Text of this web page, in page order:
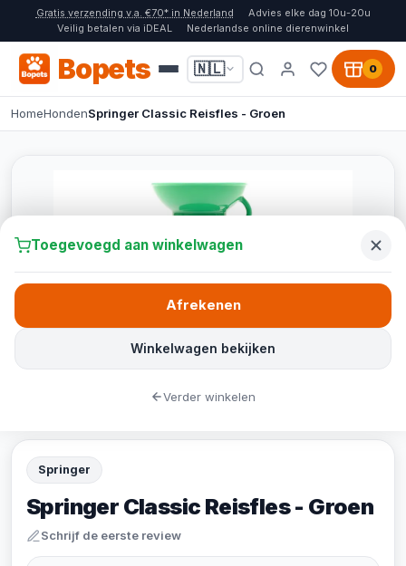
Gratis verzending v.a. €70* in Nederland
Advies elke dag 10u-20u
Veilig betalen via iDEAL
Nederlandse online dierenwinkel
Bopets 🇳🇱 0
HomeHondenSpringer Classic Reisfles - Groen
Springer
Springer Classic Reisfles - Groen
Schrijf de eerste review
Toegevoegd aan winkelwagen
Winkelwagen bekijken
Afrekenen
Verder winkelen